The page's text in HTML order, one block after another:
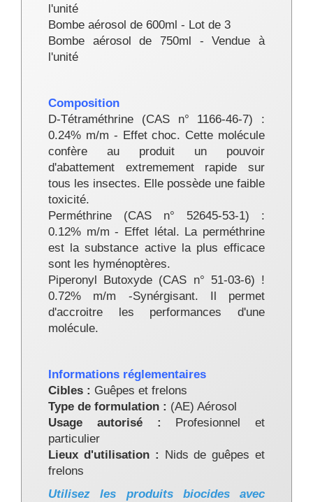
l'unité
Bombe aérosol de 600ml - Lot de 3
Bombe aérosol de 750ml - Vendue à
l'unité
Composition
D-Tétraméthrine (CAS n° 1166-46-7) :
0.24% m/m - Effet choc. Cette molécule
confère au produit un pouvoir
d'abattement extremement rapide sur
tous les insectes. Elle possède une faible
toxicité.
Perméthrine (CAS n° 52645-53-1) :
0.12% m/m - Effet létal. La perméthrine
est la substance active la plus efficace
sont les hyménoptères.
Piperonyl Butoxyde (CAS n° 51-03-6) !
0.72% m/m -Synérgisant. Il permet
d'accroitre les performances d'une
molécule.
Informations réglementaires
Cibles : Guêpes et frelons
Type de formulation : (AE) Aérosol
Usage autorisé : Profesionnel et
particulier
Lieux d'utilisation : Nids de guêpes et
frelons
Utilisez les produits biocides avec